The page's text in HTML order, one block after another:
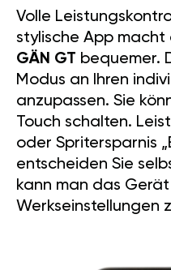
Volle
stylische App macht
GÄN GT bequemer.
Modus an Ihren
anzupassen. Sie
Touch schalten.
oder Spritersparnis
entscheiden Sie
kann man das
Werkseinstellungen